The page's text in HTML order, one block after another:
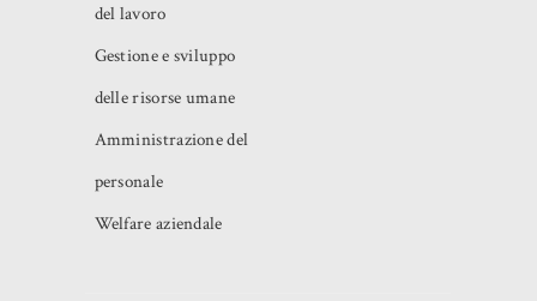
del lavoro
Gestione e sviluppo
delle risorse umane
Amministrazione del
personale
Welfare aziendale